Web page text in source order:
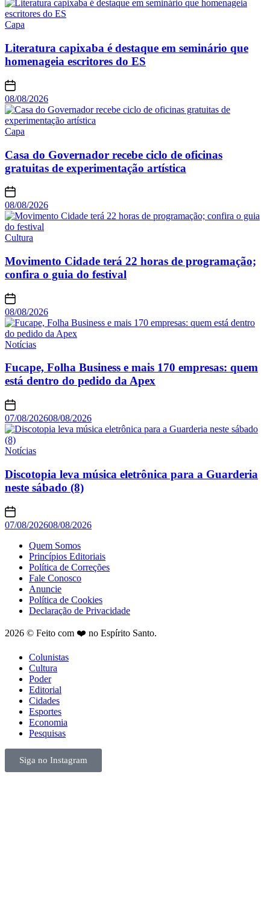
Capa
Literatura capixaba é destaque em seminário que
homenageia escritores do ES
08/08/2026
Capa
Casa do Governador recebe ciclo de oficinas
gratuitas de experimentação artística
08/08/2026
Cultura
Movimento Cidade terá 22 horas de programação;
confira o guia do festival
08/08/2026
Notícias
Fucape, Folha Business e mais 170 empresas: quem
está dentro do pedido da Apex
07/08/202608/08/2026
Notícias
Discotopia leva música eletrônica para a Guarderia
neste sábado (8)
07/08/202608/08/2026
Quem Somos
Princípios Editoriais
Política de Correções
Fale Conosco
Anuncie
Política de Cookies
Declaração de Privacidade
2026 © Feito com ❤️ no Espírito Santo.
Colunistas
Cultura
Poder
Editorial
Cidades
Esportes
Economia
Pesquisas
Siga no Instagram